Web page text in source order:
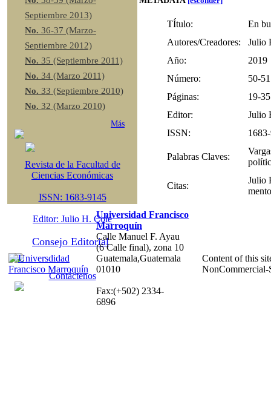
Septiembre 2013)
No. 36-37 (Marzo-
Septiembre 2012)
No. 35 (Septiembre 2011)
No. 34 (Marzo 2011)
No. 33 (Septiembre 2010)
No. 32 (Marzo 2010)
Más
Revista de la Facultad de
Ciencias Económicas
ISSN: 1683-9145
Editor: Julio H. Cole
Consejo Editorial
Contáctenos
TÍtulo:
En
Autores/Creadores:
Julio
Año:
2019
Número:
50-51
Páginas:
19-35
Editor:
Julio
ISSN:
Palabras Claves:
Citas:
Julio
Universidad Francisco
Marroquín
Calle Manuel F. Ayau
(6 Calle final), zona 10
Guatemala,Guatemala
01010
Fax:(+502) 2334-
6896
Content of this
NonCommercial-